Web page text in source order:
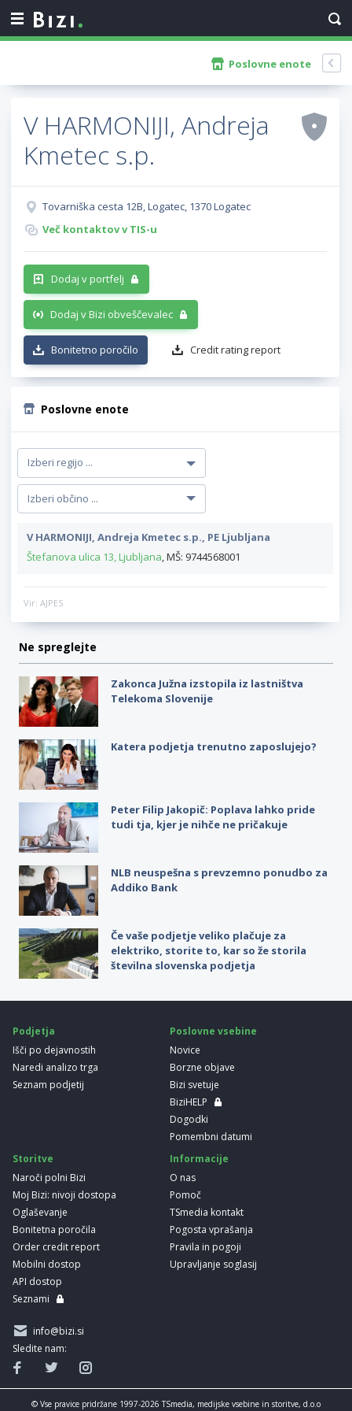
Poslovne enote
V HARMONIJI, Andreja
Kmetec s.p.
Tovarniška cesta 12B, Logatec, 1370 Logatec
Več kontaktov v TIS-u
Dodaj v portfelj
Dodaj v Bizi obveščevalec
Bonitetno poročilo Credit rating report
Poslovne enote
V HARMONIJI, Andreja Kmetec s.p., PE Ljubljana
Štefanova ulica 13, Ljubljana, MŠ: 9744568001
Vir: AJPES
Ne spreglejte
Zakonca Južna izstopila iz lastništva
Telekoma Slovenije
Katera podjetja trenutno zaposlujejo?
Peter Filip Jakopič: Poplava lahko pride
tudi tja, kjer je nihče ne pričakuje
NLB neuspešna s prevzemno ponudbo za
Addiko Bank
Če vaše podjetje veliko plačuje za
elektriko, storite to, kar so že storila
številna slovenska podjetja
Podjetja
Išči po dejavnostih
Naredi analizo trga
Seznam podjetij
Poslovne vsebine
Novice
Borzne objave
Bizi svetuje
BiziHELP
Dogodki
Pomembni datumi
Storitve
Naroči polni Bizi
Moj Bizi: nivoji dostopa
Oglaševanje
Bonitetna poročila
Order credit report
Mobilni dostop
API dostop
Seznami
Informacije
O nas
Pomoč
TSmedia kontakt
Pogosta vprašanja
Pravila in pogoji
Upravljanje soglasij
info@bizi.si
Sledite nam:
© Vse pravice pridržane 1997-2026 TSmedia, medijske vsebine in storitve, d.o.o